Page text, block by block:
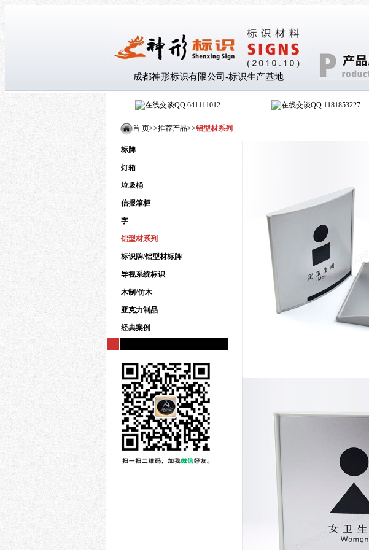
成都神形标识有限公司-标识生产基地
QQ:641111012 QQ:1181853227
首 页>>推荐产品>>铝型材系列
标牌
灯箱
垃圾桶
信报箱柜
字
铝型材系列
标识牌/铝型材标牌
导视系统标识
木制/仿木
亚克力制品
经典案例